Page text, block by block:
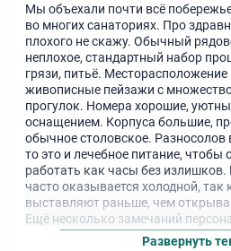
Мы объехали почти всё
во многих санаториях. Про
плохого не скажу. Обычный
неплохое, стандартный набор
грязи, питьë.
живописные пейзажи с
прогулок. Номера хорошие,
оснащением. Корпуса большие,
обычное столовское. Разносолов
то это и лечебное питание, чтобы
работать как часы без
часто оказывается холодной, так
выставляют раньше, чем
Ещё несколько замечаний
иногда вспоминать, что гости
Развернуть